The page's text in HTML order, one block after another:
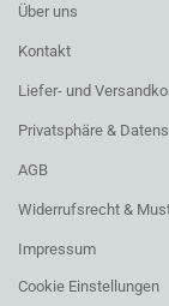
Über uns
Kontakt
Liefer- und
Privatsphäre &
AGB
Widerrufsrecht &
Impressum
Cookie Einstellungen